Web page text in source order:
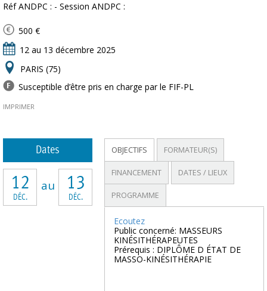
Réf ANDPC : - Session ANDPC :
500 €
12 au 13 décembre 2025
PARIS (75)
Susceptible d’être pris en charge par le FIF-PL
IMPRIMER
Dates
12
DÉC.
13
DÉC.
au
OBJECTIFS FORMATEUR(S)
FINANCEMENT DATES / LIEUX
PROGRAMME
Ecoutez
Public concerné: MASSEURS
KINÉSITHÉRAPEUTES
Prérequis : DIPLÔME D ÉTAT DE
MASSO-KINÉSITHÉRAPIE